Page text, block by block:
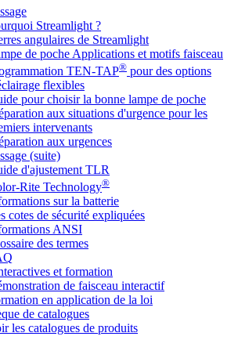
Streamlight ?
angulaires de Streamlight
de poche Applications et motifs faisceau
TEN-TAP® pour des options
flexibles
pour choisir la bonne lampe de poche
aux situations d'urgence pour les
intervenants
aux urgences
(suite)
d'ajustement TLR
Rite Technology®
sur la batterie
cotes de sécurité expliquées
ANSI
des termes
et formation
de faisceau interactif
en application de la loi
de catalogues
les catalogues de produits